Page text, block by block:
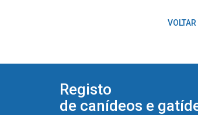
Registo
de canídeos e